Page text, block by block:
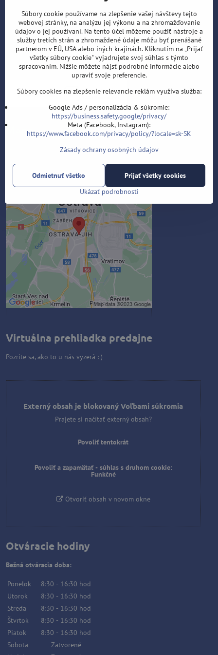
Mapa
Velflíkova 1632/11, Ostrava 30, 700 30
Externý obsah je blokovaný
Voľbami súkromia
Prajete si načítať externý obsah?
Povoliť tentokrát
Povoliť a zapamätať - súhlas s
druhom cookie: Funkčné
Otvoriť obsah v novom okne
Virtuálna prehliadka predajne
Pozrite sa, ako to u nás vyzerá :-)
Externý obsah je blokovaný Voľbami súkromia
Prajete si načítať externý obsah?
Povoliť tentokrát
Povoliť a zapamätať - súhlas s druhom cookie:
Funkčné
Otvoriť obsah v novom okne
Otváracie hodiny
Bežná otváracia doba:
Ponelok 8:30 - 16:30 hod
Utorok
8:30 - 16:30 hod
Streda
8:30 - 16:30 hod
Štvrtok
8:30 - 16:30 hod
Piatok
8:30 - 16:30 hod
Sobota
Zatvorené
Súbory cookie používame na zlepšenie vašej návštevy tejto
webovej stránky, na analýzu jej výkonu a na zhromažďovanie
údajov o jej používaní. Na tento účel môžeme použiť nástroje a
služby tretích strán a zhromaždené údaje môžu byť prenášané
partnerom v EÚ, USA alebo iných krajinách. Kliknutím na „Prijať
všetky súbory cookie" vyjadrujete svoj súhlas s týmto
spracovaním. Nižšie môžete nájsť podrobné informácie alebo
upraviť svoje preferencie.
Súbory cookies na zlepšenie relevancie reklám využíva služba:
Google Ads / personalizácia & súkromie:
https://business.safety.google/privacy/
Meta (Facebook, Instagram):
https://www.facebook.com/privacy/policy/?locale=sk-SK
Zásady ochrany osobných údajov
Ukázať podrobnosti
Prijať všetky cookies
Odmietnuť všetko